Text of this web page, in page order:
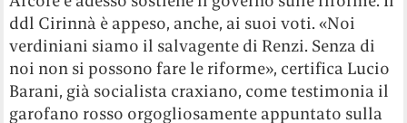
ddl Cirinnà è appeso, anche, ai suoi voti. «Noi
verdiniani siamo il salvagente di Renzi. Senza di
noi non si possono fare le riforme», certifica Lucio
Barani, già socialista craxiano, come testimonia il
garofano rosso orgogliosamente appuntato sulla